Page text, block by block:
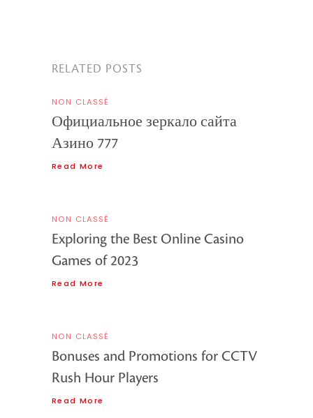
RELATED POSTS
NON CLASSÉ
Официальное зеркало сайта
Азино 777
Read More
NON CLASSÉ
Exploring the Best Online Casino
Games of 2023
Read More
NON CLASSÉ
Bonuses and Promotions for CCTV
Rush Hour Players
Read More